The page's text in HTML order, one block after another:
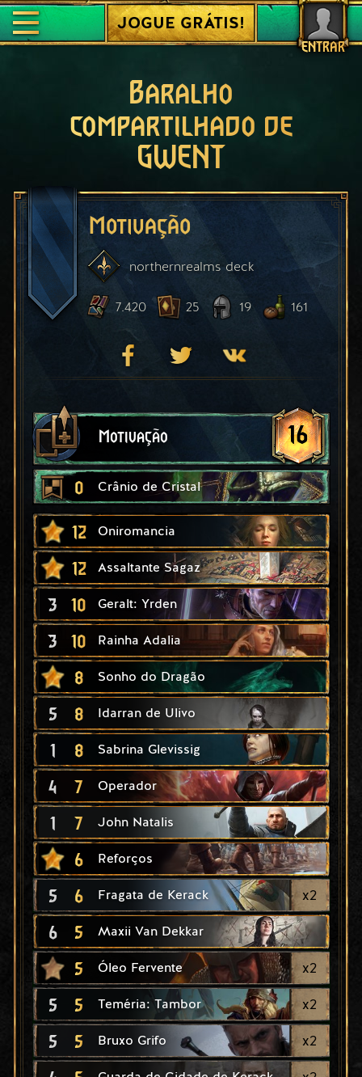
ENTRAR
JOGUE GRÁTIS!
Baralho
compartilhado de
GWENT
Motivação
northernrealmsdeck
7.420 25 19 161
Motivação 16
0 Crânio de Cristal
12 Oniromancia
12 Assaltante Sagaz
3 10 Geralt: Yrden
3 10 Rainha Adalia
8 Sonho do Dragão
5 8 Idarran de Ulivo
1 8 Sabrina Glevissig
4 7 Operador
1 7 John Natalis
6 Reforços
5 6 Fragata de Kerack x2
6 5 Maxii Van Dekkar
5 Óleo Fervente x2
5 5 Teméria: Tambor x2
5 5 Bruxo Grifo x2